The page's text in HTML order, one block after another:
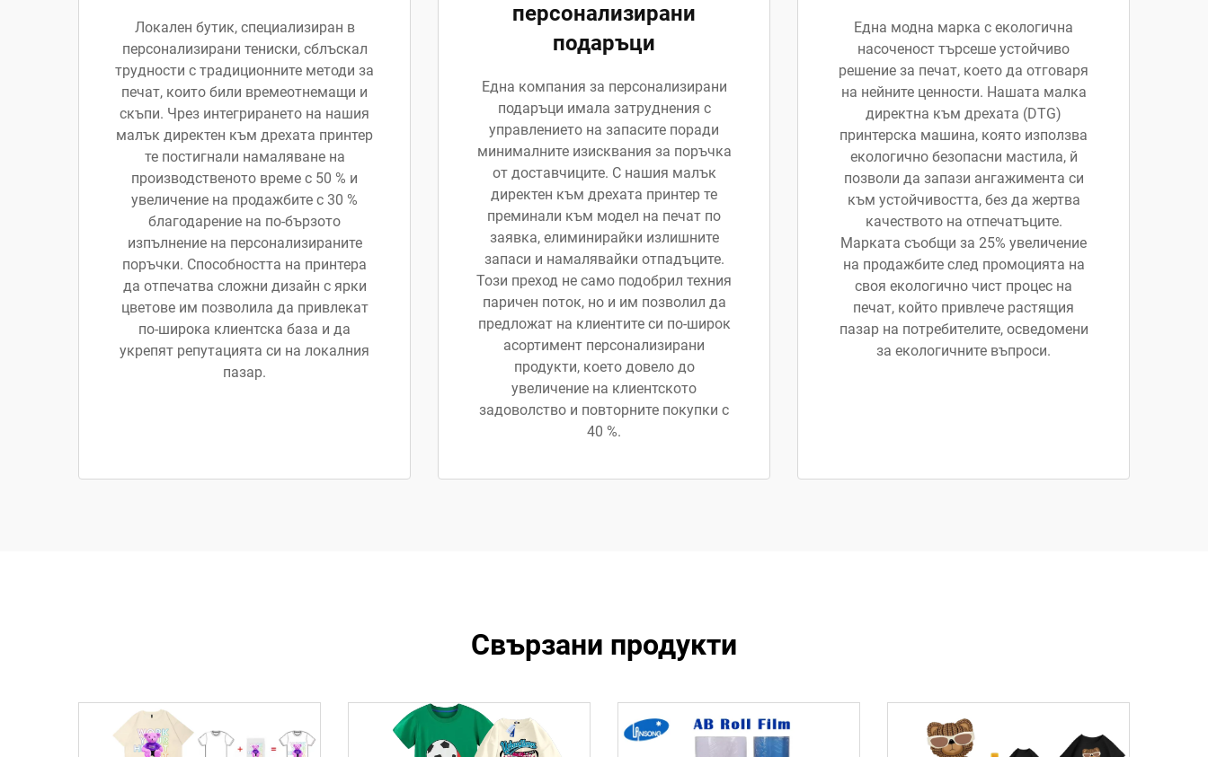
Локален бутик, специализиран в
персонализирани тениски, сблъскал
трудности с традиционните методи за
печат, които били времеотнемащи и
скъпи. Чрез интегрирането на нашия
малък директен към дрехата принтер
те постигнали намаляване на
производственото време с 50 % и
увеличение на продажбите с 30 %
благодарение на по-бързото
изпълнение на персонализираните
поръчки. Способността на принтера
да отпечатва сложни дизайн с ярки
цветове им позволила да привлекат
по-широка клиентска база и да
укрепят репутацията си на локалния
пазар.
персонализирани
подаръци
Една компания за персонализирани
подаръци имала затруднения с
управлението на запасите поради
минималните изисквания за поръчка
от доставчиците. С нашия малък
директен към дрехата принтер те
преминали към модел на печат по
заявка, елиминирайки излишните
запаси и намалявайки отпадъците.
Този преход не само подобрил техния
паричен поток, но и им позволил да
предложат на клиентите си по-широк
асортимент персонализирани
продукти, което довело до
увеличение на клиентското
задоволство и повторните покупки с
40 %.
Една модна марка с екологична
насоченост търсеше устойчиво
решение за печат, което да отговаря
на нейните ценности. Нашата малка
директна към дрехата (DTG)
принтерска машина, която използва
екологично безопасни мастила, й
позволи да запази ангажимента си
към устойчивостта, без да жертва
качеството на отпечатъците.
Марката съобщи за 25% увеличение
на продажбите след промоцията на
своя екологично чист процес на
печат, който привлече растящия
пазар на потребителите, осведомени
за екологичните въпроси.
Свързани продукти